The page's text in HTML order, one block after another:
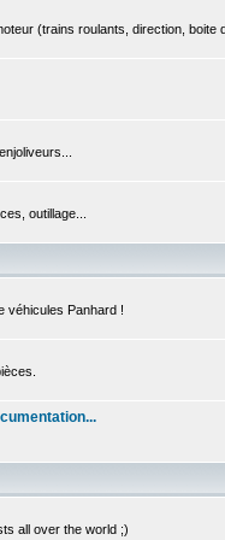
(trains roulants, direction, boite
outillage...
véhicules Panhard !
all over the world ;)